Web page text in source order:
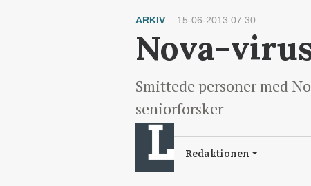
ARKIV 15-06-2013 07:30
Nova-
Smittede personer med
seniorforsker
Redaktionen